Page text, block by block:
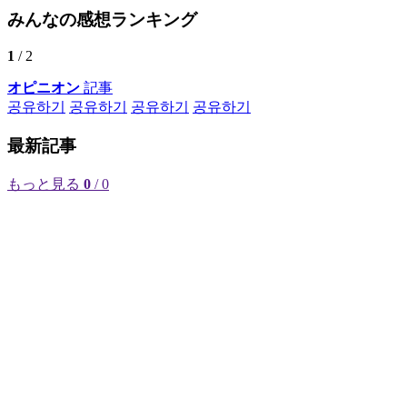
みんなの感想ランキング
1 / 2
オピニオン 記事
공유하기
공유하기 공유하기 공유하기
最新記事
もっと見る 0 / 0